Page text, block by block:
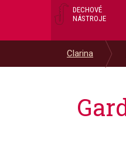
DECHOVÉ
NÁSTROJE
Clarina